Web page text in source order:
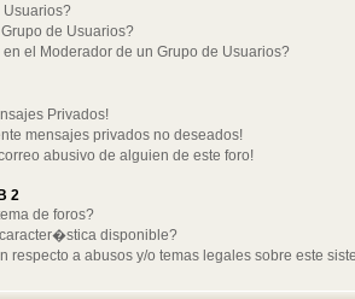
de Usuarios?
el Moderador de un Grupo de Usuarios?
Privados!
mensajes privados no deseados!
abusivo de alguien de este foro!
2
de foros?
disponible?
a abusos y/o temas legales sobre este